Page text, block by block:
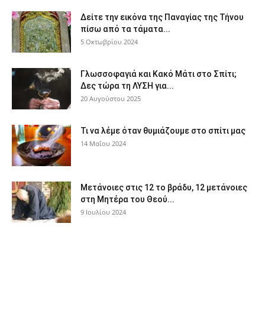
Δείτε την εικόνα της Παναγίας της Τήνου
πίσω από τα τάματα...
5 Οκτωβρίου 2024
Γλωσσοφαγιά και Κακό Μάτι στο Σπίτι;
Δες τώρα τη ΛΥΣΗ για...
20 Αυγούστου 2025
Τι να λέμε όταν θυμιάζουμε στο σπίτι μας
14 Μαΐου 2024
Μετάνοιες στις 12 το βράδυ, 12 μετάνοιες
στη Μητέρα του Θεού...
9 Ιουλίου 2024